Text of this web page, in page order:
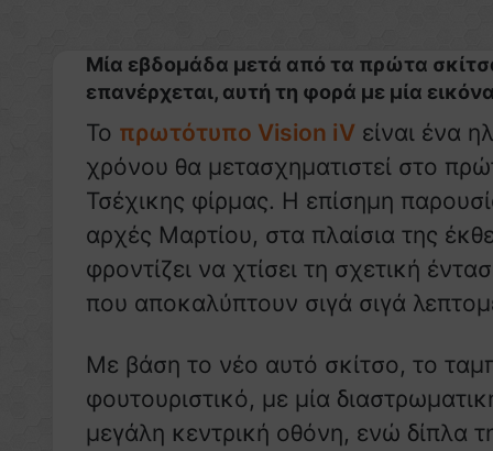
Μία εβδομάδα μετά από τα πρώτα
επανέρχεται, αυτή τη φορά με μία
Το πρωτότυπο Vision iV είναι ένα
χρόνου θα μετασχηματιστεί στο
Τσέχικης φίρμας. Η επίσημη
αρχές Μαρτίου, στα πλαίσια της
φροντίζει να χτίσει τη σχετική
που αποκαλύπτουν σιγά σιγά
Με βάση το νέο αυτό σκίτσο, το
φουτουριστικό, με μία
μεγάλη κεντρική οθόνη, ενώ δίπλα